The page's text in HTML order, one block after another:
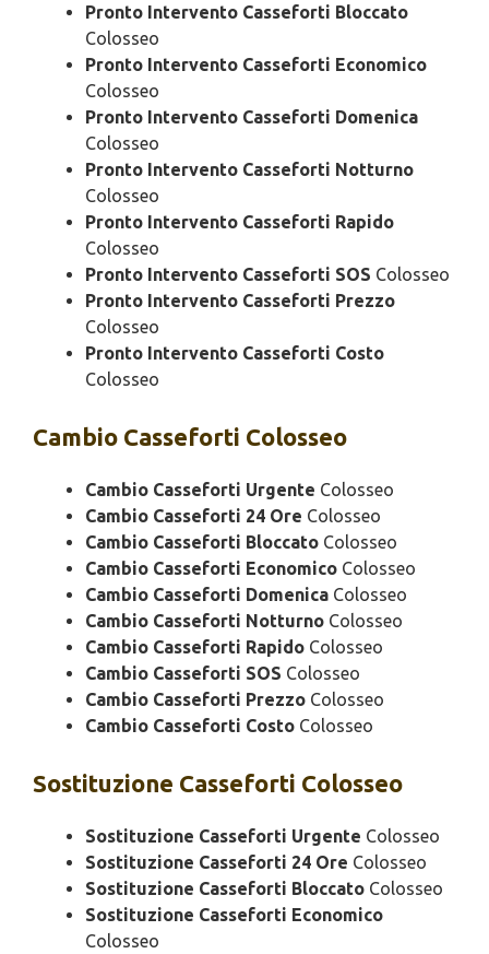
Pronto Intervento Casseforti Bloccato
Colosseo
Pronto Intervento Casseforti Economico
Colosseo
Pronto Intervento Casseforti Domenica
Colosseo
Pronto Intervento Casseforti Notturno
Colosseo
Pronto Intervento Casseforti Rapido
Colosseo
Pronto Intervento Casseforti SOS Colosseo
Pronto Intervento Casseforti Prezzo
Colosseo
Pronto Intervento Casseforti Costo
Colosseo
Cambio Casseforti Colosseo
Cambio Casseforti Urgente Colosseo
Cambio Casseforti 24 Ore Colosseo
Cambio Casseforti Bloccato Colosseo
Cambio Casseforti Economico Colosseo
Cambio Casseforti Domenica Colosseo
Cambio Casseforti Notturno Colosseo
Cambio Casseforti Rapido Colosseo
Cambio Casseforti SOS Colosseo
Cambio Casseforti Prezzo Colosseo
Cambio Casseforti Costo Colosseo
Sostituzione Casseforti Colosseo
Sostituzione Casseforti Urgente Colosseo
Sostituzione Casseforti 24 Ore Colosseo
Sostituzione Casseforti Bloccato Colosseo
Sostituzione Casseforti Economico
Colosseo